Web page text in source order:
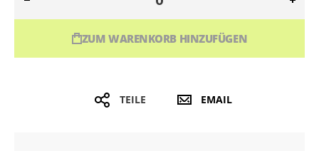
ZUM WARENKORB HINZUFÜGEN
TEILE EMAIL